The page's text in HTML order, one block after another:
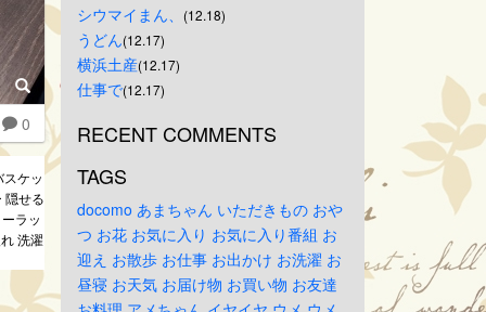
0
ケッ
隠せる
ラッ
洗濯
シウマイまん、 (12.18)
うどん(12.17)
横浜土産(12.17)
仕事で(12.17)
RECENT COMMENTS
TAGS
docomo あまちゃん いただきもの おや
つ お花 お気に入り お気に入り番組 お
迎え お散歩 お仕事 お出かけ お洗濯 お
昼寝 お天気 お届け物 お買い物 お友達